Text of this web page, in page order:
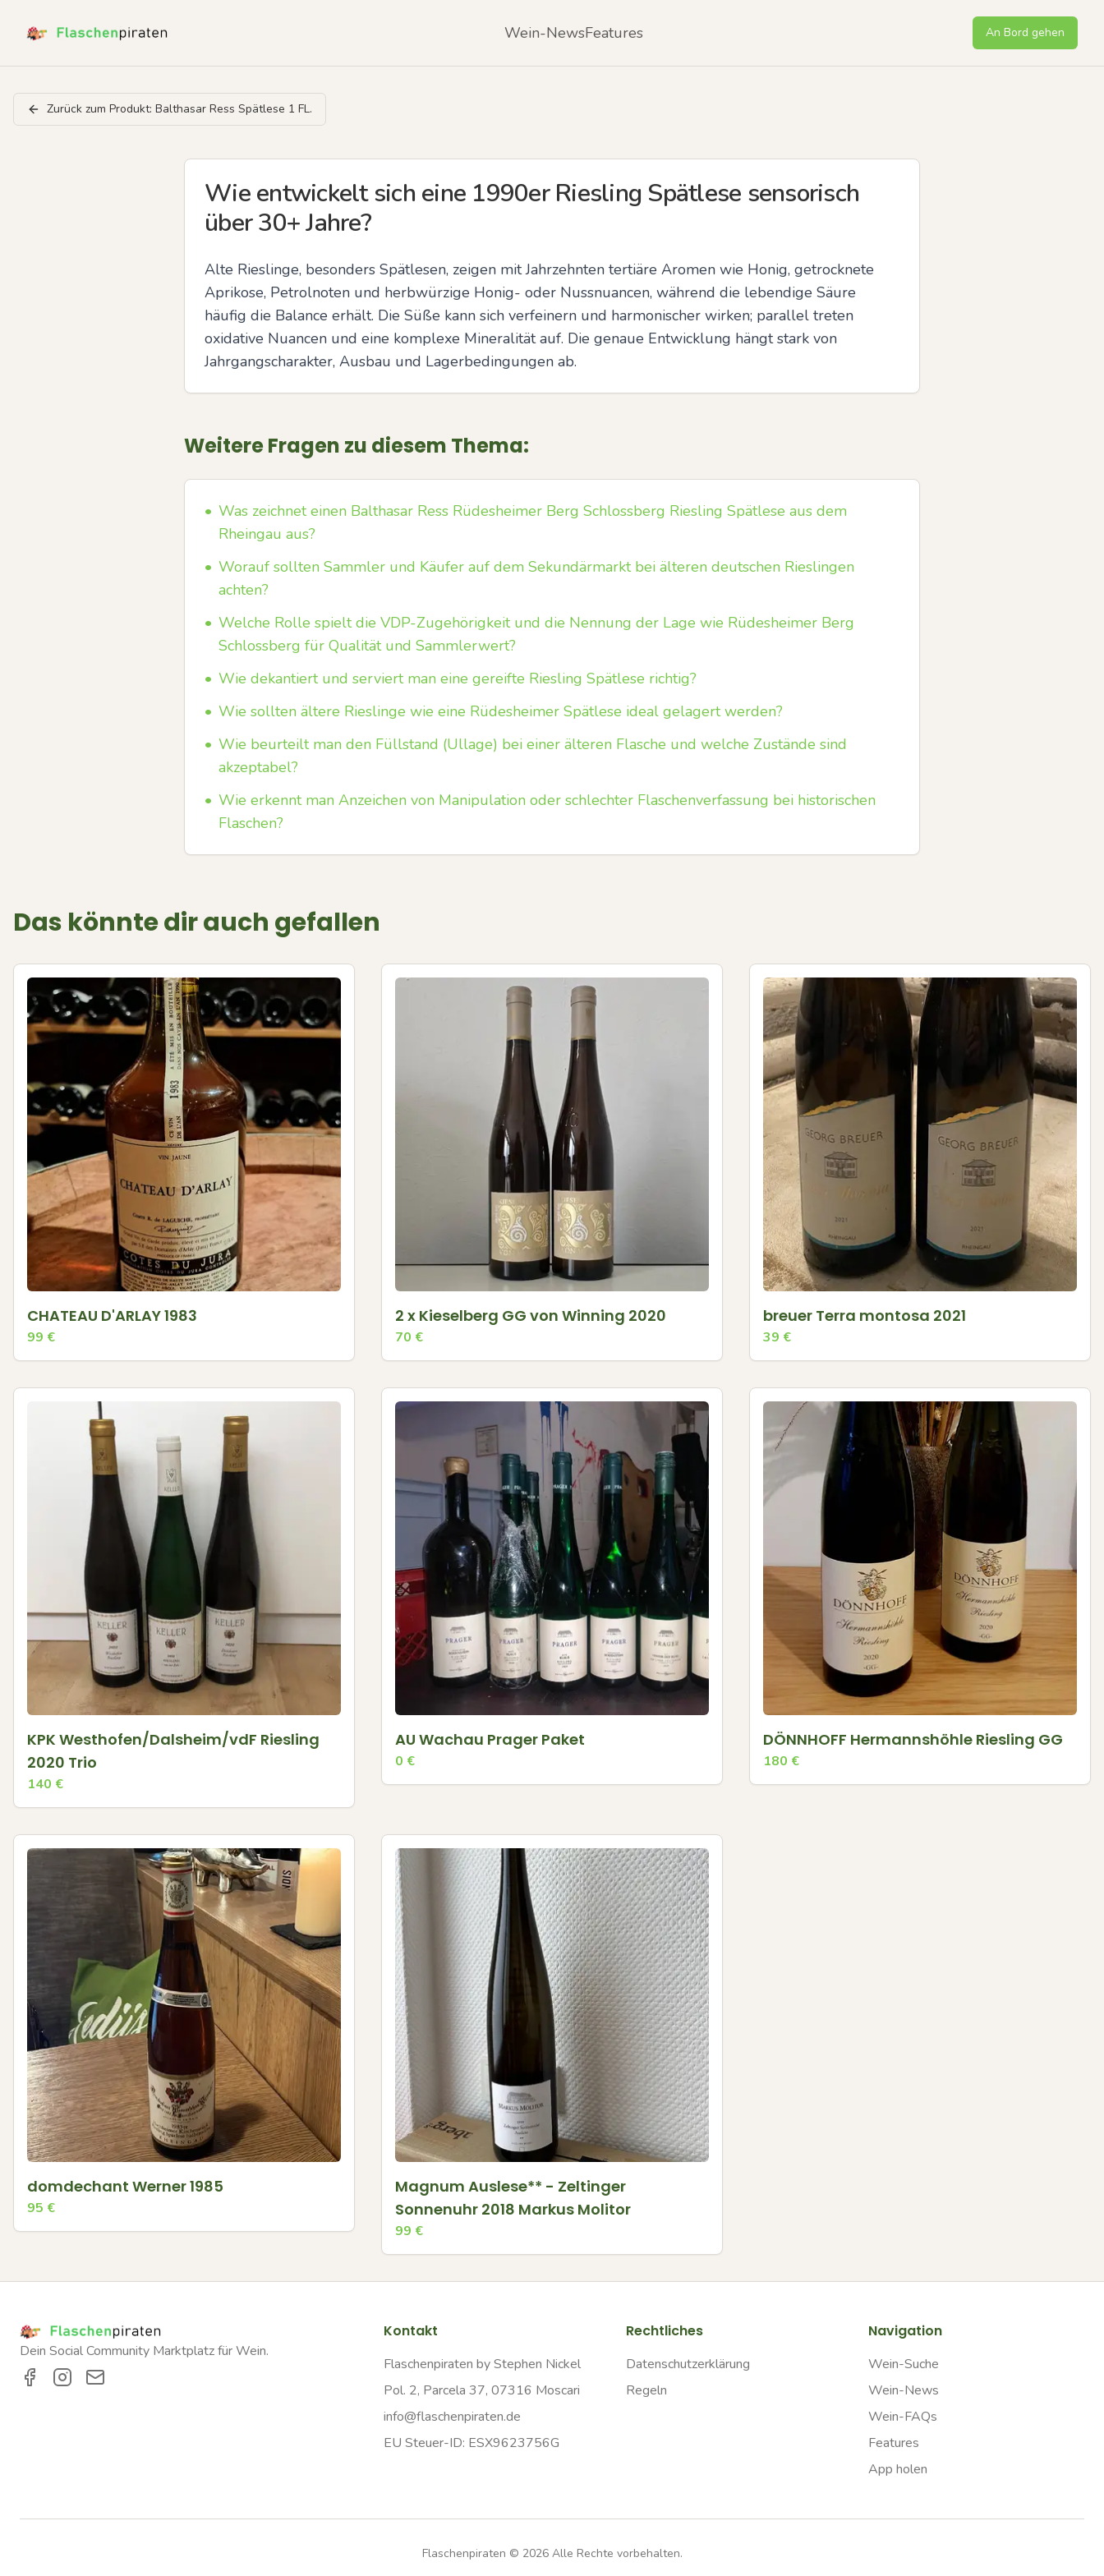
Wein-NewsFeatures An Bord gehen
Zurück zum Produkt: Balthasar Ress Spätlese 1 FL.
Wie entwickelt sich eine 1990er Riesling Spätlese sensorisch
über 30+ Jahre?
Alte Rieslinge, besonders Spätlesen, zeigen mit Jahrzehnten tertiäre Aromen wie Honig, getrocknete
Aprikose, Petrolnoten und herbwürzige Honig- oder Nussnuancen, während die lebendige Säure
häufig die Balance erhält. Die Süße kann sich verfeinern und harmonischer wirken; parallel treten
oxidative Nuancen und eine komplexe Mineralität auf. Die genaue Entwicklung hängt stark von
Jahrgangscharakter, Ausbau und Lagerbedingungen ab.
Weitere Fragen zu diesem Thema:
• Was zeichnet einen Balthasar Ress Rüdesheimer Berg Schlossberg Riesling Spätlese aus dem
Rheingau aus?
• Worauf sollten Sammler und Käufer auf dem Sekundärmarkt bei älteren deutschen Rieslingen
achten?
• Welche Rolle spielt die VDP-Zugehörigkeit und die Nennung der Lage wie Rüdesheimer Berg
Schlossberg für Qualität und Sammlerwert?
• Wie dekantiert und serviert man eine gereifte Riesling Spätlese richtig?
• Wie sollten ältere Rieslinge wie eine Rüdesheimer Spätlese ideal gelagert werden?
• Wie beurteilt man den Füllstand (Ullage) bei einer älteren Flasche und welche Zustände sind
akzeptabel?
• Wie erkennt man Anzeichen von Manipulation oder schlechter Flaschenverfassung bei historischen
Flaschen?
Das könnte dir auch gefallen
CHATEAU D'ARLAY 1983
99 €
2 x Kieselberg GG von Winning 2020
70 €
breuer Terra montosa 2021
39 €
KPK Westhofen/Dalsheim/vdF Riesling
2020 Trio
140 €
AU Wachau Prager Paket
0 €
DÖNNHOFF Hermannshöhle Riesling GG
180 €
domdechant Werner 1985
95 €
Magnum Auslese** - Zeltinger
Sonnenuhr 2018 Markus Molitor
99 €
Dein Social Community Marktplatz für Wein.
Kontakt
Flaschenpiraten by Stephen Nickel
Pol. 2, Parcela 37, 07316 Moscari
info@flaschenpiraten.de
EU Steuer-ID: ESX9623756G
Rechtliches
Datenschutzerklärung
Regeln
Navigation
Wein-Suche
Wein-News
Wein-FAQs
Features
App holen
Flaschenpiraten © 2026Alle Rechte vorbehalten.